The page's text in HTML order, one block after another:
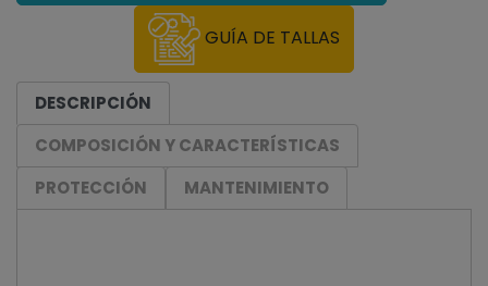
GUÍA DE TALLAS
DESCRIPCIÓN
COMPOSICIÓN Y CARACTERÍSTICAS
PROTECCIÓN
MANTENIMIENTO